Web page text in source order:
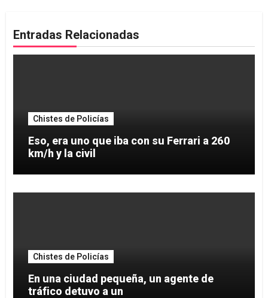
Entradas Relacionadas
Chistes de Policías
Eso, era uno que iba con su Ferrari a 260
km/h y la civil
Chistes de Policías
En una ciudad pequeña, un agente de
tráfico detuvo a un